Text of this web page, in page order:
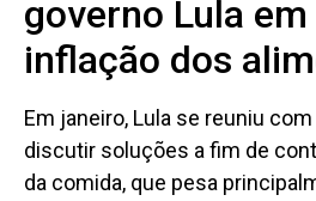
governo Lula
inflação dos
Em janeiro, Lula se reuniu
discutir soluções a fim de
da comida, que pesa